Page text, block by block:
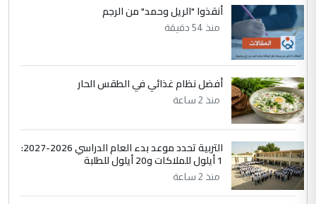
عبد الأمير جاسم هليل
التعليق : نحن اباء الطلاب الأوائل على العراق
نتشرف بلقاء السيد احمد الصافي في العتبات
الحسنية لزرع ...
الموضوع :
مكتب السيد احمد الصافي : لا يوجود
لدينا اي حساب على الفيس بوك وتويتر
أنقذوا "الريل وحمد" من الرجم
منذ 54 دقيقة
أفضل نظام غذائي في الطقس الحار
منذ 2 ساعة
التربية تحدد موعد بدء العام الدراسي 2026-2027:
1 أيلول للملاكات و20 أيلول للطلبة
منذ 2 ساعة